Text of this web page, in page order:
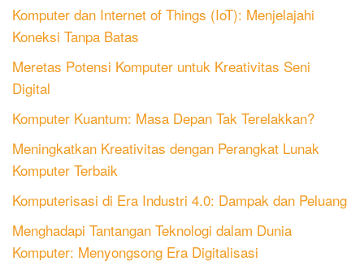
Komputer dan Internet of Things (IoT): Menjelajahi
Koneksi Tanpa Batas
Meretas Potensi Komputer untuk Kreativitas Seni
Digital
Komputer Kuantum: Masa Depan Tak Terelakkan?
Meningkatkan Kreativitas dengan Perangkat Lunak
Komputer Terbaik
Komputerisasi di Era Industri 4.0: Dampak dan Peluang
Menghadapi Tantangan Teknologi dalam Dunia
Komputer: Menyongsong Era Digitalisasi